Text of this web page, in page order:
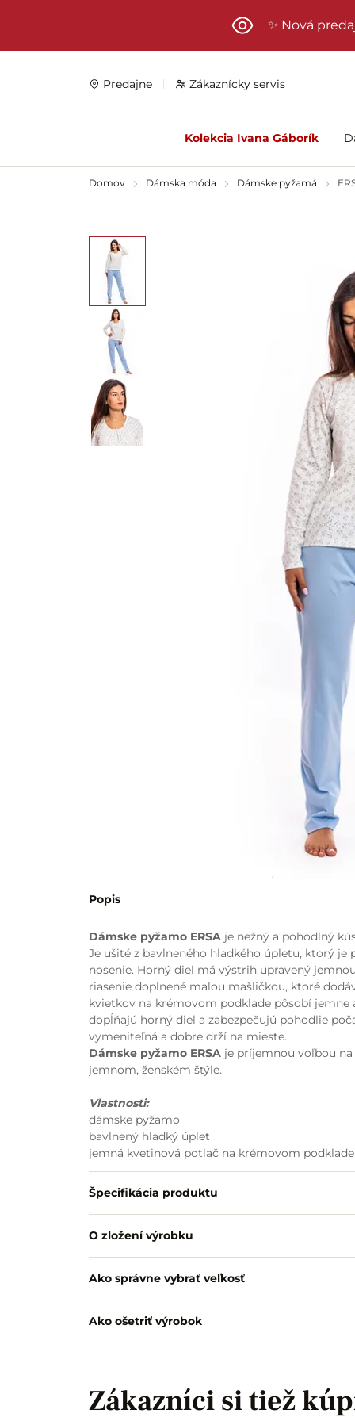
✨ Nová
Predajne Zákaznícky servis
Kolekcia Ivana Gáborík
Domov Dámska móda Dámske pyžamá
Popis
Dámske pyžamo ERSA je nežný a pohodlný
Je ušité z bavlneného hladkého úpletu, ktorý
nosenie. Horný diel má výstrih upravený
riasenie doplnené malou mašličkou, ktoré
kvietkov na krémovom podklade pôsobí jemne
dopĺňajú horný diel a zabezpečujú pohodlie
vymeniteľná a dobre drží na mieste.
Dámske pyžamo ERSA je príjemnou voľbou
jemnom, ženském štýle.
Vlastnosti:
dámske pyžamo
bavlnený hladký úplet
jemná kvetinová potlač na krémovom podklade
výstrih s paspulkou a obháčkovaním
jemné riasenie s mašličkou na prednom diele
nohavice rovného strihu
pás so všitou nevymeniteľnou gumou
pohodlný, ženský strih
Špecifikácia produktu
O zložení výrobku
Ako správne vybrať veľkosť
Ako ošetriť výrobok
Zákazníci si tiež